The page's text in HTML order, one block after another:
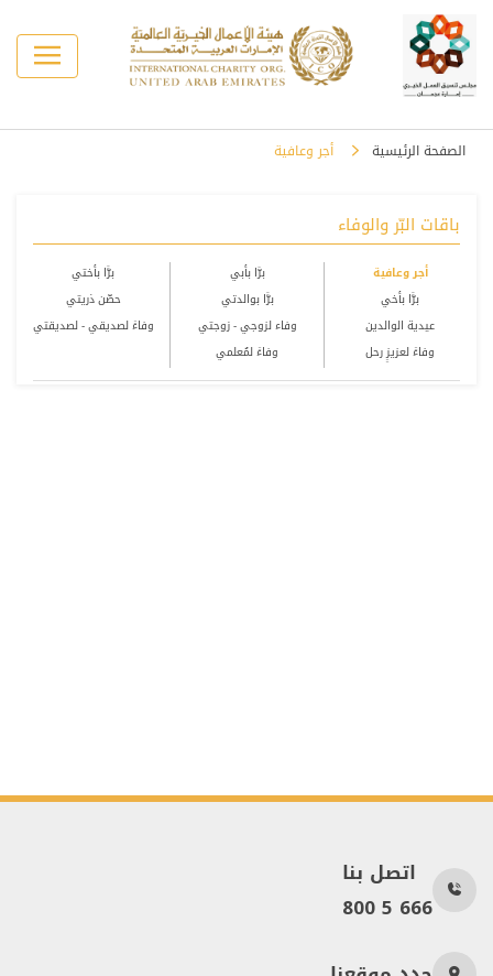
الصفحة الرئيسية أجر وعافية
باقات البّر والوفاء
أجر وعافية برَّا بأبي
برًّا بأختي
برًّا بأخي
برًّا بوالدتي
حصّن ذريتي
عيدية الوالدين
وفاء لزوجي - زوجتي
وفاءً لصديقي - لصديقتي
وفاءً لعزيزٍ رحل
وفاءً لمُعلمي
اتصل بنا
800 5 666